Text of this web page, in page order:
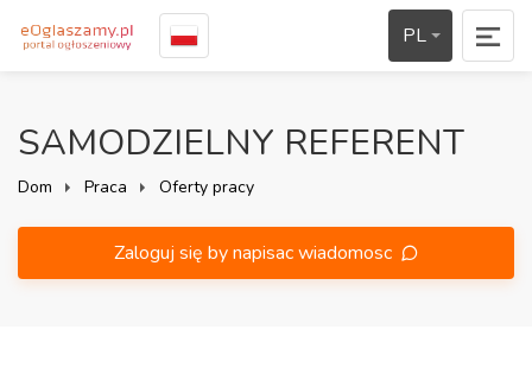
PL
SAMODZIELNY REFERENT
Dom Praca Oferty pracy
Zaloguj się by napisac wiadomosc